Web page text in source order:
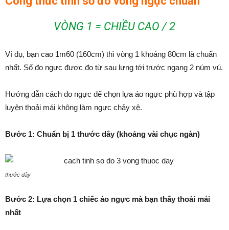
VÒNG 1 = CHIỀU CAO / 2
Ví dụ, bạn cao 1m60 (160cm) thì vòng 1 khoảng 80cm là chuẩn
nhất. Số đo ngực được đo từ sau lưng tới trước ngang 2 núm vú.
Hướng dẫn cách đo ngực để chọn lựa áo ngực phù hợp và tập
luyện thoải mái không làm ngực chảy xệ.
Bước 1: Chuẩn bị 1 thước dây (khoảng vài chục ngàn)
thước dây
Bước 2: Lựa chọn 1 chiếc áo ngực mà bạn thấy thoải mái
nhất